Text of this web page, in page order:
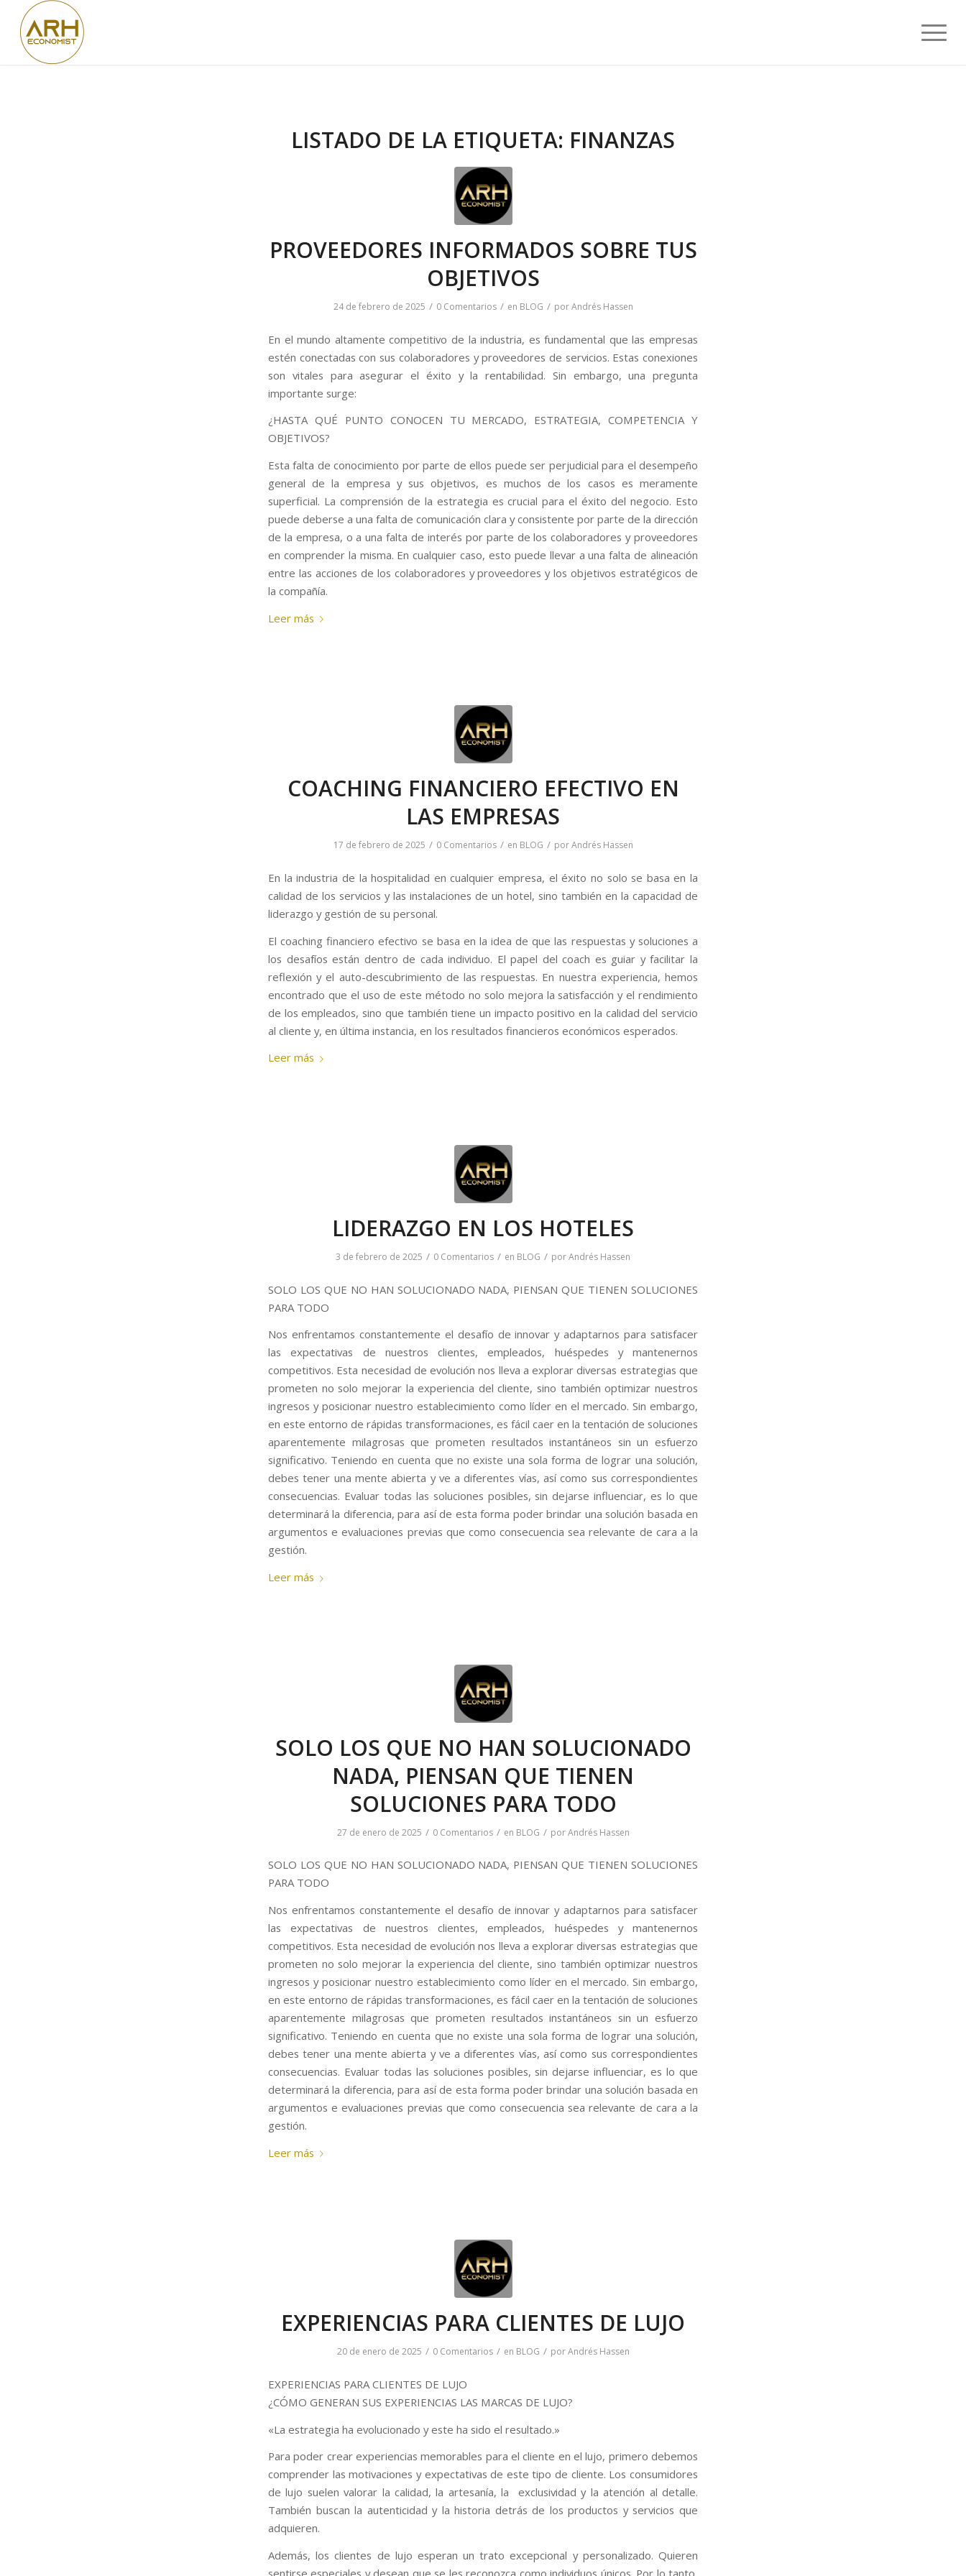
LISTADO DE LA ETIQUETA: FINANZAS
PROVEEDORES INFORMADOS SOBRE TUS
OBJETIVOS
24 de febrero de 2025 / 0 Comentarios / en BLOG / porAndrés Hassen
En el mundo altamente competitivo de la industria, es fundamental que las empresas
estén conectadas con sus colaboradores y proveedores de servicios. Estas conexiones
son vitales para asegurar el éxito y la rentabilidad. Sin embargo, una pregunta
importante surge:
¿HASTA QUÉ PUNTO CONOCEN TU MERCADO, ESTRATEGIA, COMPETENCIA Y
OBJETIVOS?
Esta falta de conocimiento por parte de ellos puede ser perjudicial para el desempeño
general de la empresa y sus objetivos, es muchos de los casos es meramente
superficial. La comprensión de la estrategia es crucial para el éxito del negocio. Esto
puede deberse a una falta de comunicación clara y consistente por parte de la dirección
de la empresa, o a una falta de interés por parte de los colaboradores y proveedores
en comprender la misma. En cualquier caso, esto puede llevar a una falta de alineación
entre las acciones de los colaboradores y proveedores y los objetivos estratégicos de
la compañía.
Leer más
COACHING FINANCIERO EFECTIVO EN
LAS EMPRESAS
17 de febrero de 2025 / 0 Comentarios / en BLOG / porAndrés Hassen
En la industria de la hospitalidad en cualquier empresa, el éxito no solo se basa en la
calidad de los servicios y las instalaciones de un hotel, sino también en la capacidad de
liderazgo y gestión de su personal.
El coaching financiero efectivo se basa en la idea de que las respuestas y soluciones a
los desafíos están dentro de cada individuo. El papel del coach es guiar y facilitar la
reflexión y el auto-descubrimiento de las respuestas. En nuestra experiencia, hemos
encontrado que el uso de este método no solo mejora la satisfacción y el rendimiento
de los empleados, sino que también tiene un impacto positivo en la calidad del servicio
al cliente y, en última instancia, en los resultados financieros económicos esperados.
Leer más
LIDERAZGO EN LOS HOTELES
3 de febrero de 2025 / 0 Comentarios / en BLOG / porAndrés Hassen
SOLO LOS QUE NO HAN SOLUCIONADO NADA, PIENSAN QUE TIENEN SOLUCIONES
PARA TODO
Nos enfrentamos constantemente el desafío de innovar y adaptarnos para satisfacer
las expectativas de nuestros clientes, empleados, huéspedes y mantenernos
competitivos. Esta necesidad de evolución nos lleva a explorar diversas estrategias que
prometen no solo mejorar la experiencia del cliente, sino también optimizar nuestros
ingresos y posicionar nuestro establecimiento como líder en el mercado. Sin embargo,
en este entorno de rápidas transformaciones, es fácil caer en la tentación de soluciones
aparentemente milagrosas que prometen resultados instantáneos sin un esfuerzo
significativo. Teniendo en cuenta que no existe una sola forma de lograr una solución,
debes tener una mente abierta y ve a diferentes vías, así como sus correspondientes
consecuencias. Evaluar todas las soluciones posibles, sin dejarse influenciar, es lo que
determinará la diferencia, para así de esta forma poder brindar una solución basada en
argumentos e evaluaciones previas que como consecuencia sea relevante de cara a la
gestión.
Leer más
SOLO LOS QUE NO HAN SOLUCIONADO
NADA, PIENSAN QUE TIENEN
SOLUCIONES PARA TODO
27 de enero de 2025 / 0 Comentarios / en BLOG / porAndrés Hassen
SOLO LOS QUE NO HAN SOLUCIONADO NADA, PIENSAN QUE TIENEN SOLUCIONES
PARA TODO
Nos enfrentamos constantemente el desafío de innovar y adaptarnos para satisfacer
las expectativas de nuestros clientes, empleados, huéspedes y mantenernos
competitivos. Esta necesidad de evolución nos lleva a explorar diversas estrategias que
prometen no solo mejorar la experiencia del cliente, sino también optimizar nuestros
ingresos y posicionar nuestro establecimiento como líder en el mercado. Sin embargo,
en este entorno de rápidas transformaciones, es fácil caer en la tentación de soluciones
aparentemente milagrosas que prometen resultados instantáneos sin un esfuerzo
significativo. Teniendo en cuenta que no existe una sola forma de lograr una solución,
debes tener una mente abierta y ve a diferentes vías, así como sus correspondientes
consecuencias. Evaluar todas las soluciones posibles, sin dejarse influenciar, es lo que
determinará la diferencia, para así de esta forma poder brindar una solución basada en
argumentos e evaluaciones previas que como consecuencia sea relevante de cara a la
gestión.
Leer más
EXPERIENCIAS PARA CLIENTES DE LUJO
20 de enero de 2025 / 0 Comentarios / en BLOG / porAndrés Hassen
EXPERIENCIAS PARA CLIENTES DE LUJO
¿CÓMO GENERAN SUS EXPERIENCIAS LAS MARCAS DE LUJO?
«La estrategia ha evolucionado y este ha sido el resultado.»
Para poder crear experiencias memorables para el cliente en el lujo, primero debemos
comprender las motivaciones y expectativas de este tipo de cliente. Los consumidores
de lujo suelen valorar la calidad, la artesanía, la exclusividad y la atención al detalle.
También buscan la autenticidad y la historia detrás de los productos y servicios que
adquieren.
Además, los clientes de lujo esperan un trato excepcional y personalizado. Quieren
sentirse especiales y desean que se les reconozca como individuos únicos. Por lo tanto,